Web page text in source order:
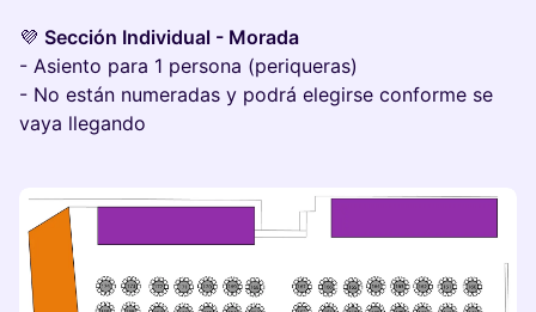
💜 Sección Individual - Morada
- Asiento para 1 persona (periqueras)
- No están numeradas y podrá elegirse conforme se
vaya llegando